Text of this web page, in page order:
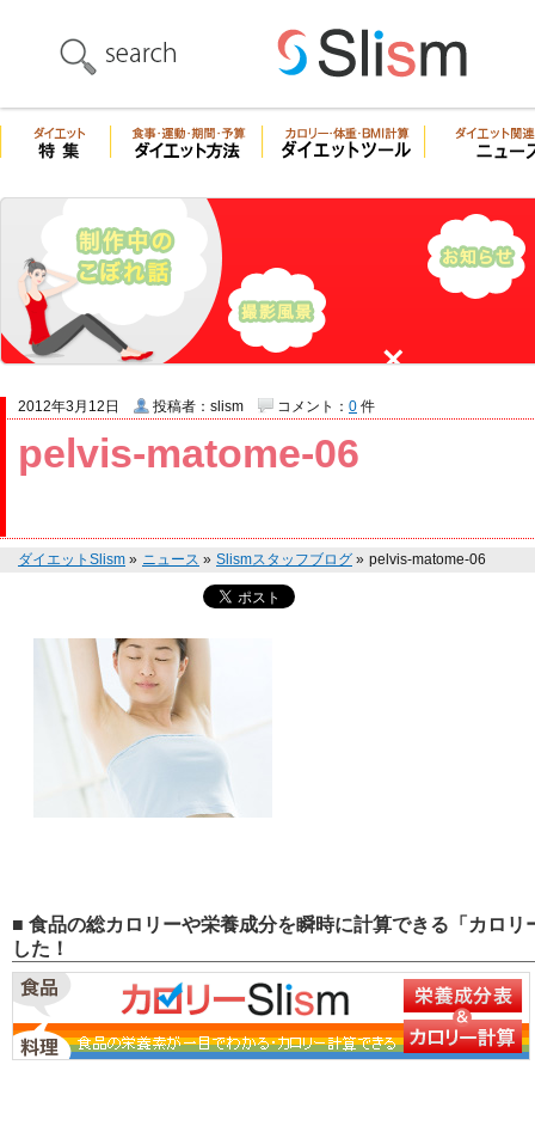
pelvis-matome-06
2012年3月12日 投稿者：slism コメント： 0 件
ダイエットSlism » ニュース » Slismスタッフブログ » pelvis-matome-06
■ 食品の総カロリーや栄養成分を瞬時に計算できる「カロ
した！